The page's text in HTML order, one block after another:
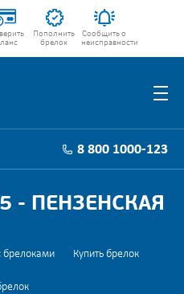
Пополнить
брелок
Сообщить о
неисправности
8 800 1000-123
- ПЕНЗЕНСКАЯ
брелоками Купить брелок